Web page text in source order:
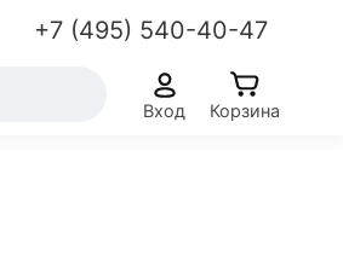
+7 (495) 540-40-47
Вход Корзина